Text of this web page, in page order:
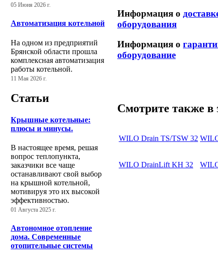
05 Июня 2026 г.
Автоматизация котельной
На одном из предприятий
Брянской области прошла
комплексная автоматизация
работы котельной.
11 Мая 2026 г.
Статьи
Крышные котельные:
плюсы и минусы.
В настоящее время, решая
вопрос теплопункта,
заказчики все чаще
останавливают свой выбор
на крышной котельной,
мотивируя это их высокой
эффективностью.
01 Августа 2025 г.
Автономное отопление
дома. Современные
отопительные системы
Информация о
оборудования
Информация о
оборудование
Смотрите также в
WILO Drain TS/TSW 32
WILO DrainLift KH 32